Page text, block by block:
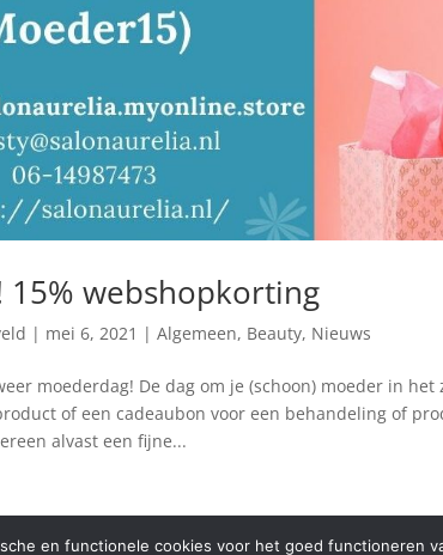
15% webshopkorting
| mei 6, 2021 |Algemeen, Beauty, Nieuws
moederdag! De dag om je (schoon) moeder in
of een cadeaubon voor een behandeling of
alvast een fijne...
en functionele cookies voor het goed